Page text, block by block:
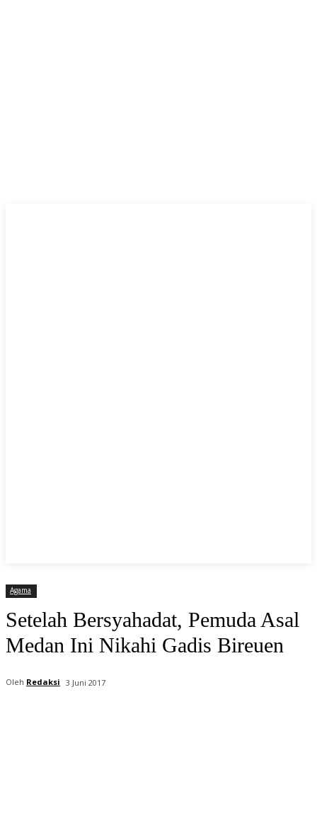
Agama
Setelah Bersyahadat, Pemuda Asal
Medan Ini Nikahi Gadis Bireuen
Oleh Redaksi 3 Juni 2017